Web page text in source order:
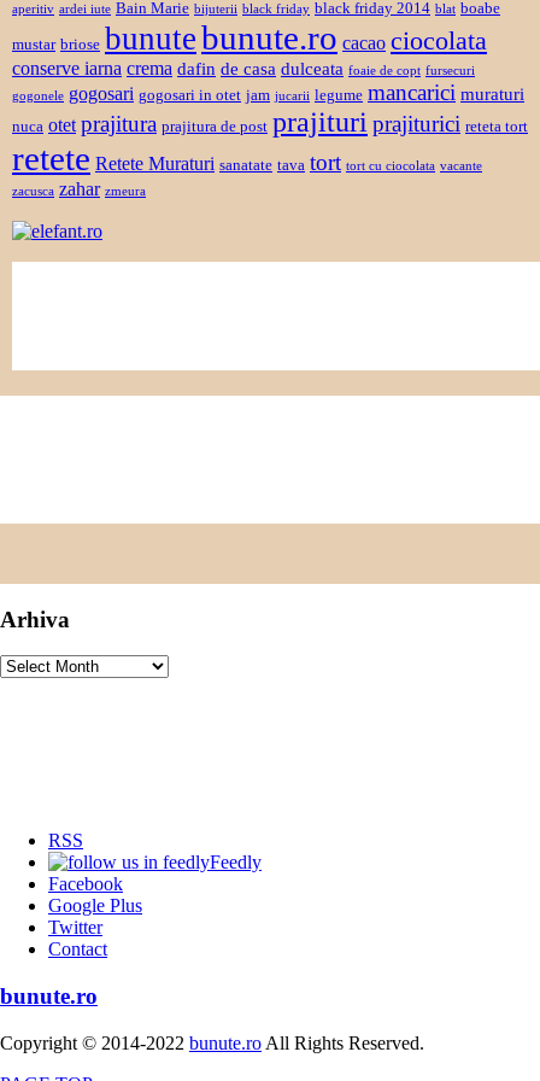
aperitiv ardei iute Bain Marie bijuterii black friday black friday 2014 blat boabe
mustar briose bunutebunute.ro cacao ciocolata
conserve iarna crema dafin de casa dulceata foaie de copt fursecuri
gogonele gogosari gogosari in otet jam jucarii legume mancarici muraturi
nuca otet prajitura prajitura de post prajituri prajiturici reteta tort
retete Retete Muraturi sanatate tava tort tort cu ciocolata vacante
zacusca zahar zmeura
Arhiva
Arhiva
RSS
Feedly
Facebook
Google Plus
Twitter
Contact
bunute.ro
Copyright © 2014-2022 bunute.ro All Rights Reserved.